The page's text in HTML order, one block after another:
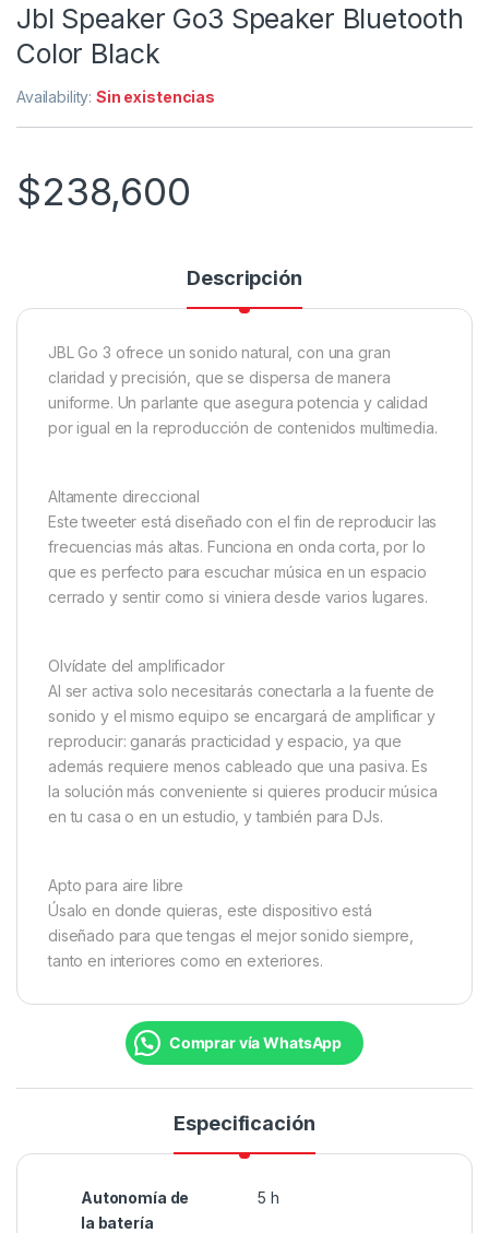
Jbl Speaker Go3 Speaker Bluetooth
Color Black
Availability:Sin existencias
$238,600
Descripción
JBL Go 3 ofrece un sonido natural, con una gran
claridad y precisión, que se dispersa de manera
uniforme. Un parlante que asegura potencia y calidad
por igual en la reproducción de contenidos multimedia.
Altamente direccional
Este tweeter está diseñado con el fin de reproducir las
frecuencias más altas. Funciona en onda corta, por lo
que es perfecto para escuchar música en un espacio
cerrado y sentir como si viniera desde varios lugares.
Olvídate del amplificador
Al ser activa solo necesitarás conectarla a la fuente de
sonido y el mismo equipo se encargará de amplificar y
reproducir: ganarás practicidad y espacio, ya que
además requiere menos cableado que una pasiva. Es
la solución más conveniente si quieres producir música
en tu casa o en un estudio, y también para DJs.
Apto para aire libre
Úsalo en donde quieras, este dispositivo está
diseñado para que tengas el mejor sonido siempre,
tanto en interiores como en exteriores.
Comprar vía WhatsApp
Especificación
Autonomía de
la batería
5 h